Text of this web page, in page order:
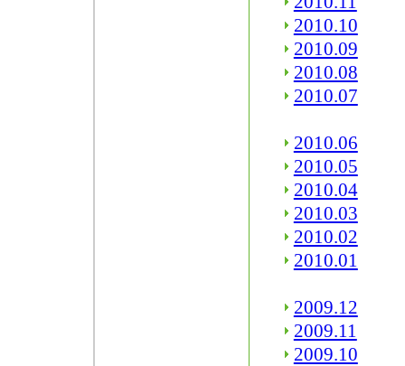
2010.10
2010.09
2010.08
2010.07
2010.06
2010.05
2010.04
2010.03
2010.02
2010.01
2009.12
2009.11
2009.10